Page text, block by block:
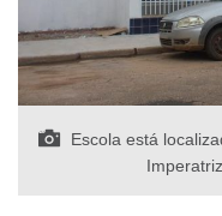
Escola está